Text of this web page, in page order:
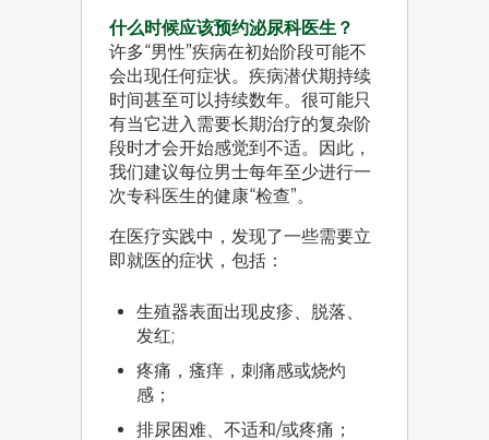
什么时候应该预约泌尿科医生？
许多“男性”疾病在初始阶段可能不
会出现任何症状。疾病潜伏期持续
时间甚至可以持续数年。很可能只
有当它进入需要长期治疗的复杂阶
段时才会开始感觉到不适。因此，
我们建议每位男士每年至少进行一
次专科医生的健康“检查”。
在医疗实践中，发现了一些需要立
即就医的症状，包括：
生殖器表面出现皮疹、脱落、
发红;
疼痛，瘙痒，刺痛感或烧灼
感；
排尿困难、不适和/或疼痛；